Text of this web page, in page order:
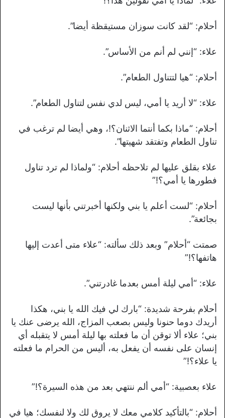
أحلام: “لقد كانت سوزان مستيقظة أيضا”.
علاء: “إنني لم أنم من الأساس”.
أحلام: “هيا لتتناول الطعام”.
علاء: “لا أريد يا أمي، ليس لدي نفس لتناول الطعام”.
أحلام: “ماذا بكما أنتما الاثنان؟!، وهي أيضا لم ترغب في
تناول الطعام وتفتقد شهيتها”.
علاء بقلق عليها لم تلاحظه أحلام: “ولماذا لم ترد تناول
فطورها يا أمي؟!”
أحلام: “لست أعلم يا بني ولكنها أخبرتني بأنها ليست
بجائعة”.
صمتت “أحلام” وبعد ذلك سألته: “علاء متى أعدت إليها
هاتفها؟!”
علاء: “أمي ليلة أمس بعدما غادرتني”.
أحلام بفرحة شديدة: “بارك لي فيك الله يا بني، هكذا
أريدك دوما حنونا وليس بصعب المزاج، الله يرضى عنك يا
بني؛ علاء ألا توقن أن ما فعلته بها ليلة أمس لا يتقبله أي
إنسان على نفسه أن يفعل به، أليس من الحرام ما فعلته
يا علاء؟!”
علاء بعصبية: “أمي ألم ننتهي بعد من هذه السيرة؟!”
أحلام: “بالتأكيد كلامي معك لا يروق لك ولا لنفسك؛ هيا في